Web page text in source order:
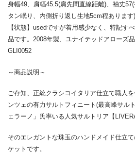
身幅49、肩幅45.5(肩先間直線距離)、袖丈
タン眠り、内側折り返し生地5cm程あります
【状態】usedですが着用感少なく、特記す
品です。2008年製、ユナイテッドアローズ
GLI0052
～商品説明～
ご存知、正統クラシコイタリア仕立て職人
ンツェの有力サルトフィニート(最高峰サル
ェラーノ」氏率いる人気サルトリア【
そのエレガントな珠玉のハンドメイド仕立
ケットです。